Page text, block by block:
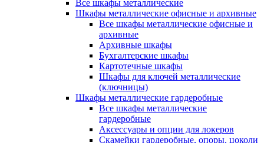
Все шкафы металлические
Шкафы металлические офисные и архивные
Все шкафы металлические офисные и
архивные
Архивные шкафы
Бухгалтерские шкафы
Картотечные шкафы
Шкафы для ключей металлические
(ключницы)
Шкафы металлические гардеробные
Все шкафы металлические
гардеробные
Аксессуары и опции для локеров
Скамейки гардеробные, опоры, цоколи